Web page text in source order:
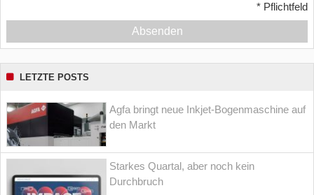
* Pflichtfeld
Absenden
LETZTE POSTS
Agfa bringt neue Inkjet-Bogenmaschine auf
den Markt
Starkes Quartal, aber noch kein
Durchbruch